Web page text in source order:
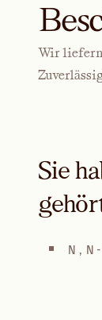
Wir
Sie
N,N-